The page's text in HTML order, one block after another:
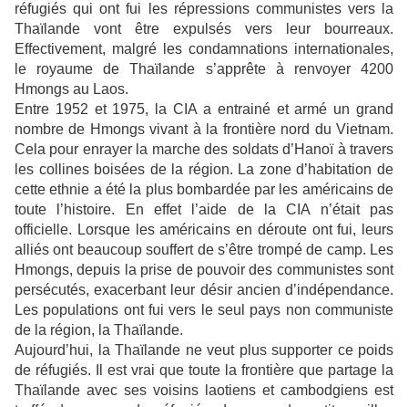
réfugiés qui ont fui les répressions communistes vers la
Thaïlande vont être expulsés vers leur bourreaux.
Effectivement, malgré les condamnations internationales,
le royaume de Thaïlande s’apprête à renvoyer 4200
Hmongs au Laos.
Entre 1952 et 1975, la CIA a entrainé et armé un grand
nombre de Hmongs vivant à la frontière nord du Vietnam.
Cela pour enrayer la marche des soldats d’Hanoï à travers
les collines boisées de la région. La zone d’habitation de
cette ethnie a été la plus bombardée par les américains de
toute l’histoire. En effet l’aide de la CIA n’était pas
officielle. Lorsque les américains en déroute ont fui, leurs
alliés ont beaucoup souffert de s’être trompé de camp. Les
Hmongs, depuis la prise de pouvoir des communistes sont
persécutés, exacerbant leur désir ancien d’indépendance.
Les populations ont fui vers le seul pays non communiste
de la région, la Thaïlande.
Aujourd’hui, la Thaïlande ne veut plus supporter ce poids
de réfugiés. Il est vrai que toute la frontière que partage la
Thaïlande avec ses voisins laotiens et cambodgiens est